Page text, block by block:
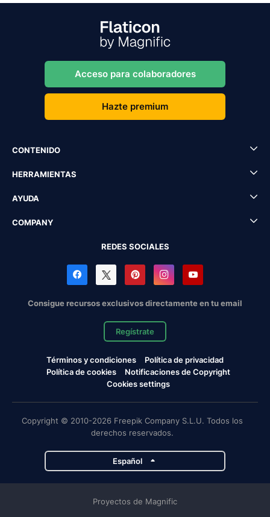
Acceso para colaboradores
Hazte premium
CONTENIDO
HERRAMIENTAS
AYUDA
COMPANY
REDES SOCIALES
Consigue recursos exclusivos directamente en tu email
Regístrate
Términos y condiciones
Política de privacidad
Política de cookies
Notificaciones de Copyright
Cookies settings
Copyright © 2010-2026 Freepik Company S.L.U. Todos los
derechos reservados.
Español
Proyectos de Magnific